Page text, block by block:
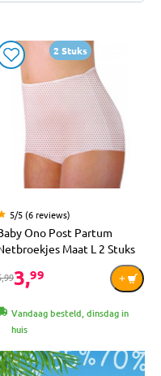
2 Stuks
5/5 (6 reviews)
Ono Post Partum
Maat L 2 Stuks
3,99
Vandaag besteld, dinsdag in
huis